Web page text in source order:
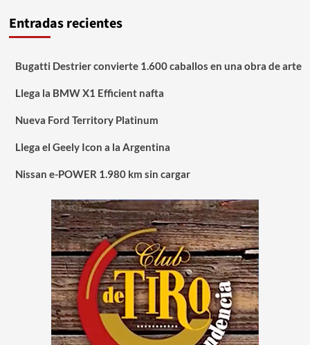
Entradas recientes
Bugatti Destrier convierte 1.600 caballos en una obra de arte
Llega la BMW X1 Efficient nafta
Nueva Ford Territory Platinum
Llega el Geely Icon a la Argentina
Nissan e-POWER 1.980 km sin cargar